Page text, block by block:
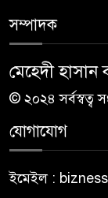
সম্পাদক
মেহেদী হাসান
© ২০২৪ সর্বস্বত্ব
যোগাযোগ
ইমেইল :